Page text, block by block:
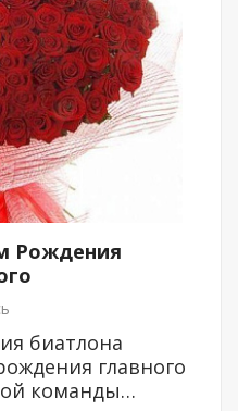
Рождения
биатлона
главного
команды